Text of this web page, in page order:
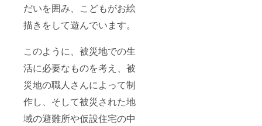
だいを囲み、こどもがお絵
描きをして遊んでいます。
このように、被災地での生
活に必要なものを考え、被
災地の職人さんによって制
作し、そして被災された地
域の避難所や仮設住宅の中